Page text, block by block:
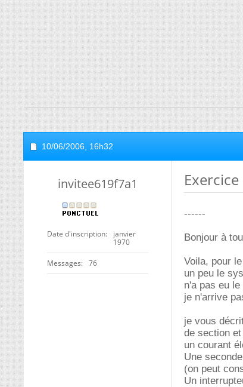
10/06/2006, 16h32
invitee619f7a1
Date d'inscription
janvier
1970
Messages 76
------
Bonjour à
Voila, pour
un peu le
n'a pas eu
je n'arrive
je vous
de section
un courant
Une
(on peut
Un